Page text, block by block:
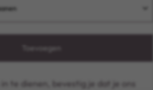
Toevoegen
in te dienen, bevestig je dat je ons